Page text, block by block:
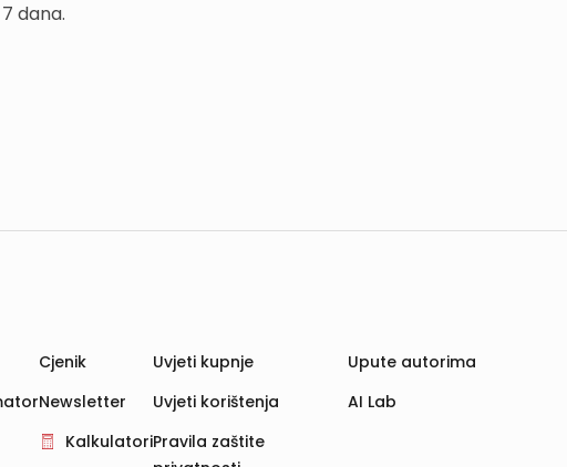
dana.
Cjenik
Newsletter
Kalkulatori
Uvjeti kupnje
Uvjeti korištenja
Pravila zaštite
Upute autorima
AI Lab